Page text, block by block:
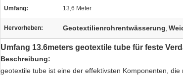
Umfang: 13,6 Meter
Hervorheben: Geotextilienrohrentwässerung,
Umfang 13.6meters geotextile tube für feste
Beschreibung:
geotextile tube ist eine der effektivsten Komponenten,